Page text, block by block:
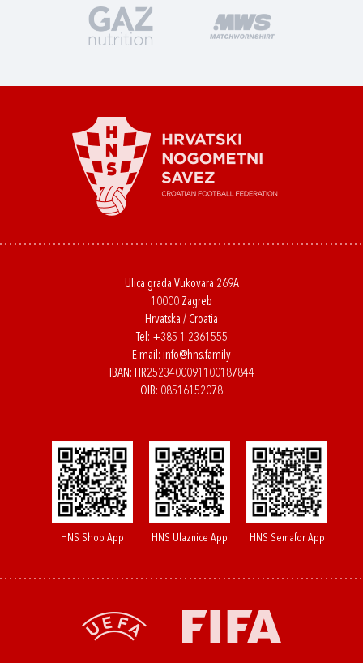
Ulica grada Vukovara 269A
10000 Zagreb
Hrvatska / Croatia
Tel: +385 1 2361555
E-mail: info@hns.family
IBAN: HR2523400091100187844
OIB: 08516152078
HNS Shop App HNS Ulaznice App HNS Semafor App